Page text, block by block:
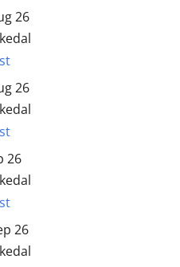
26
26
26
26